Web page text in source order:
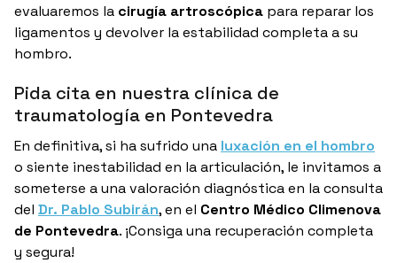
evaluaremos la cirugía artroscópica para reparar los
ligamentos y devolver la estabilidad completa a su
hombro.
Pida cita en nuestra clínica de
traumatología en Pontevedra
En definitiva, si ha sufrido una luxación en el hombro
o siente inestabilidad en la articulación, le invitamos a
someterse a una valoración diagnóstica en la consulta
del Dr. Pablo Subirán, en el Centro Médico Climenova
de Pontevedra. ¡Consiga una recuperación completa
y segura!